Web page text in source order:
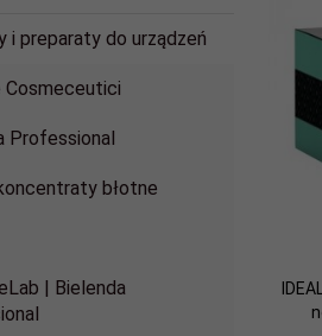
i preparaty do urządzeń
Professional
błotne
| Bielenda